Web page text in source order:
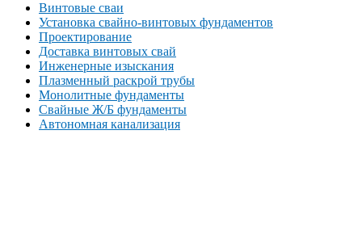
Винтовые сваи
Установка свайно-винтовых фундаментов
Проектирование
Доставка винтовых свай
Инженерные изыскания
Плазменный раскрой трубы
Монолитные фундаменты
Свайные Ж/Б фундаменты
Автономная канализация